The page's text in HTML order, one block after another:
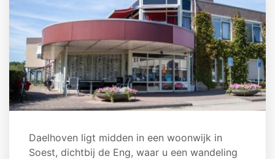
Daelhoven ligt midden in een woonwijk in
Soest, dichtbij de Eng, waar u een wandeling